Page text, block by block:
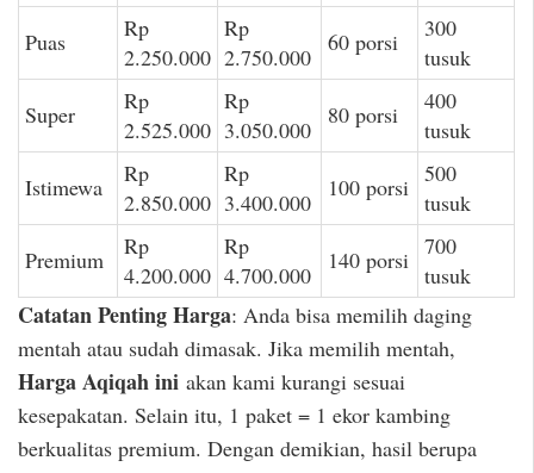
Puas
Rp
2.250.000
Rp
2.750.000
60 porsi
300
tusuk
Super
Rp
2.525.000
Rp
3.050.000
80 porsi
400
tusuk
Istimewa
Rp
2.850.000
Rp
3.400.000
100 porsi 500
tusuk
Premium
Rp
4.200.000
Rp
4.700.000
140 porsi 700
tusuk
Catatan Penting Harga: Anda bisa memilih daging
mentah atau sudah dimasak. Jika memilih mentah,
Harga Aqiqah ini akan kami kurangi sesuai
kesepakatan. Selain itu, 1 paket = 1 ekor kambing
berkualitas premium. Dengan demikian, hasil berupa